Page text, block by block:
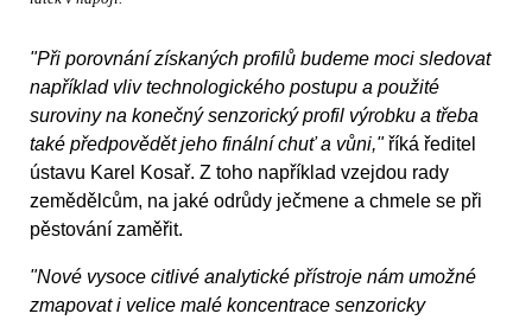
"Při porovnání získaných profilů budeme moci sledovat
například vliv technologického postupu a použité
suroviny na konečný senzorický profil výrobku a třeba
také předpovědět jeho finální chuť a vůni,"říká ředitel
ústavu Karel Kosař. Z toho například vzejdou rady
zemědělcům, na jaké odrůdy ječmene a chmele se při
pěstování zaměřit.
"Nové vysoce citlivé analytické přístroje nám umožné
zmapovat i velice malé koncentrace senzoricky